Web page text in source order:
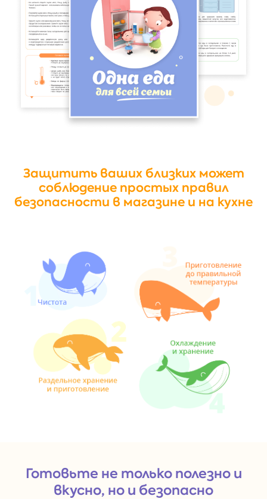
Защитить ваших близких может
соблюдение простых правил
безопасности в магазине и на кухне
Готовьте не только полезно и
вкусно, но и безопасно